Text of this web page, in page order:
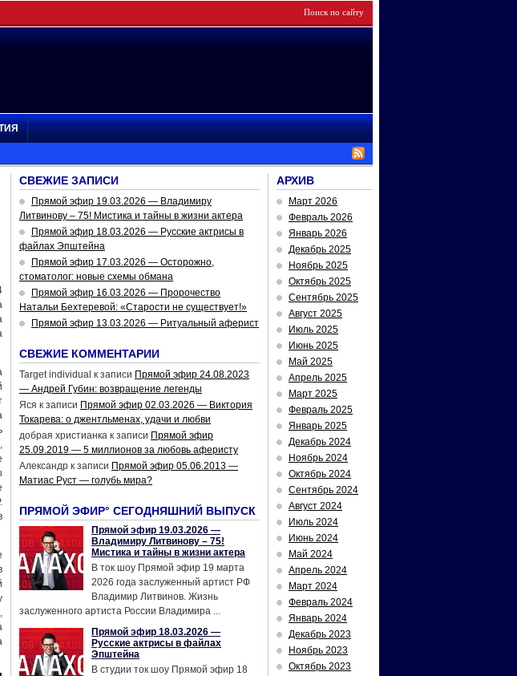
СВЕЖИЕ ЗАПИСИ
Прямой эфир 19.03.2026 — Владимиру
Литвинову – 75! Мистика и тайны в жизни актера
Прямой эфир 18.03.2026 — Русские актрисы в
файлах Эпштейна
Прямой эфир 17.03.2026 — Осторожно,
стоматолог: новые схемы обмана
Прямой эфир 16.03.2026 — Пророчество
Натальи Бехтеревой: «Старости не существует!»
Прямой эфир 13.03.2026 — Ритуальный аферист
СВЕЖИЕ КОММЕНТАРИИ
Target individual к записи Прямой эфир 24.08.2023
— Андрей Губин: возвращение легенды
Яся к записи Прямой эфир 02.03.2026 — Виктория
Токарева: о джентльменах, удачи и любви
добрая христианка к записи Прямой эфир
25.09.2019 — 5 миллионов за любовь аферисту
Александр к записи Прямой эфир 05.06.2013 —
Матиас Руст — голубь мира?
ПРЯМОЙ ЭФИР° СЕГОДНЯШНИЙ ВЫПУСК
Прямой эфир 19.03.2026 —
Владимиру Литвинову – 75!
Мистика и тайны в жизни актера
В ток шоу Прямой эфир 19 марта
2026 года заслуженный артист РФ
Владимир Литвинов. Жизнь
заслуженного артиста России Владимира ...
Прямой эфир 18.03.2026 —
Русские актрисы в файлах
Эпштейна
В студии ток шоу Прямой эфир 18
АРХИВ
Март 2026
Февраль 2026
Январь 2026
Декабрь 2025
Ноябрь 2025
Октябрь 2025
Сентябрь 2025
Август 2025
Июль 2025
Июнь 2025
Май 2025
Апрель 2025
Март 2025
Февраль 2025
Январь 2025
Декабрь 2024
Ноябрь 2024
Октябрь 2024
Сентябрь 2024
Август 2024
Июль 2024
Июнь 2024
Май 2024
Апрель 2024
Март 2024
Февраль 2024
Январь 2024
Декабрь 2023
Ноябрь 2023
Октябрь 2023